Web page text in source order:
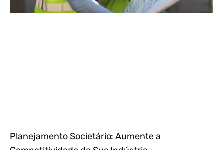
Planejamento Societário: Aumente a